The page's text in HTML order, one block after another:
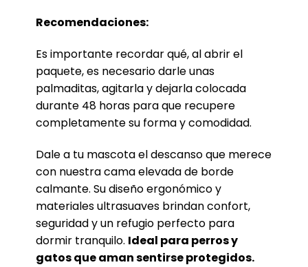
Recomendaciones:
Es importante recordar qué, al abrir el
paquete, es necesario darle unas
palmaditas, agitarla y dejarla colocada
durante 48 horas para que recupere
completamente su forma y comodidad.
Dale a tu mascota el descanso que merece
con nuestra cama elevada de borde
calmante. Su diseño ergonómico y
materiales ultrasuaves brindan confort,
seguridad y un refugio perfecto para
dormir tranquilo. Ideal para perros y
gatos que aman sentirse protegidos.